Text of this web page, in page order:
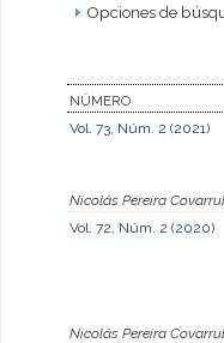
Opciones de
NÚMERO
Vol. 73, Núm. 2 (2021)
Nicolás Pereira
Vol. 72, Núm. 2 (2020)
Nicolás Pereira